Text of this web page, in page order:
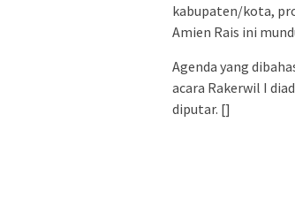
kabupaten/kota,
Amien Rais ini
Agenda yang
acara Rakerwil I
diputar. []